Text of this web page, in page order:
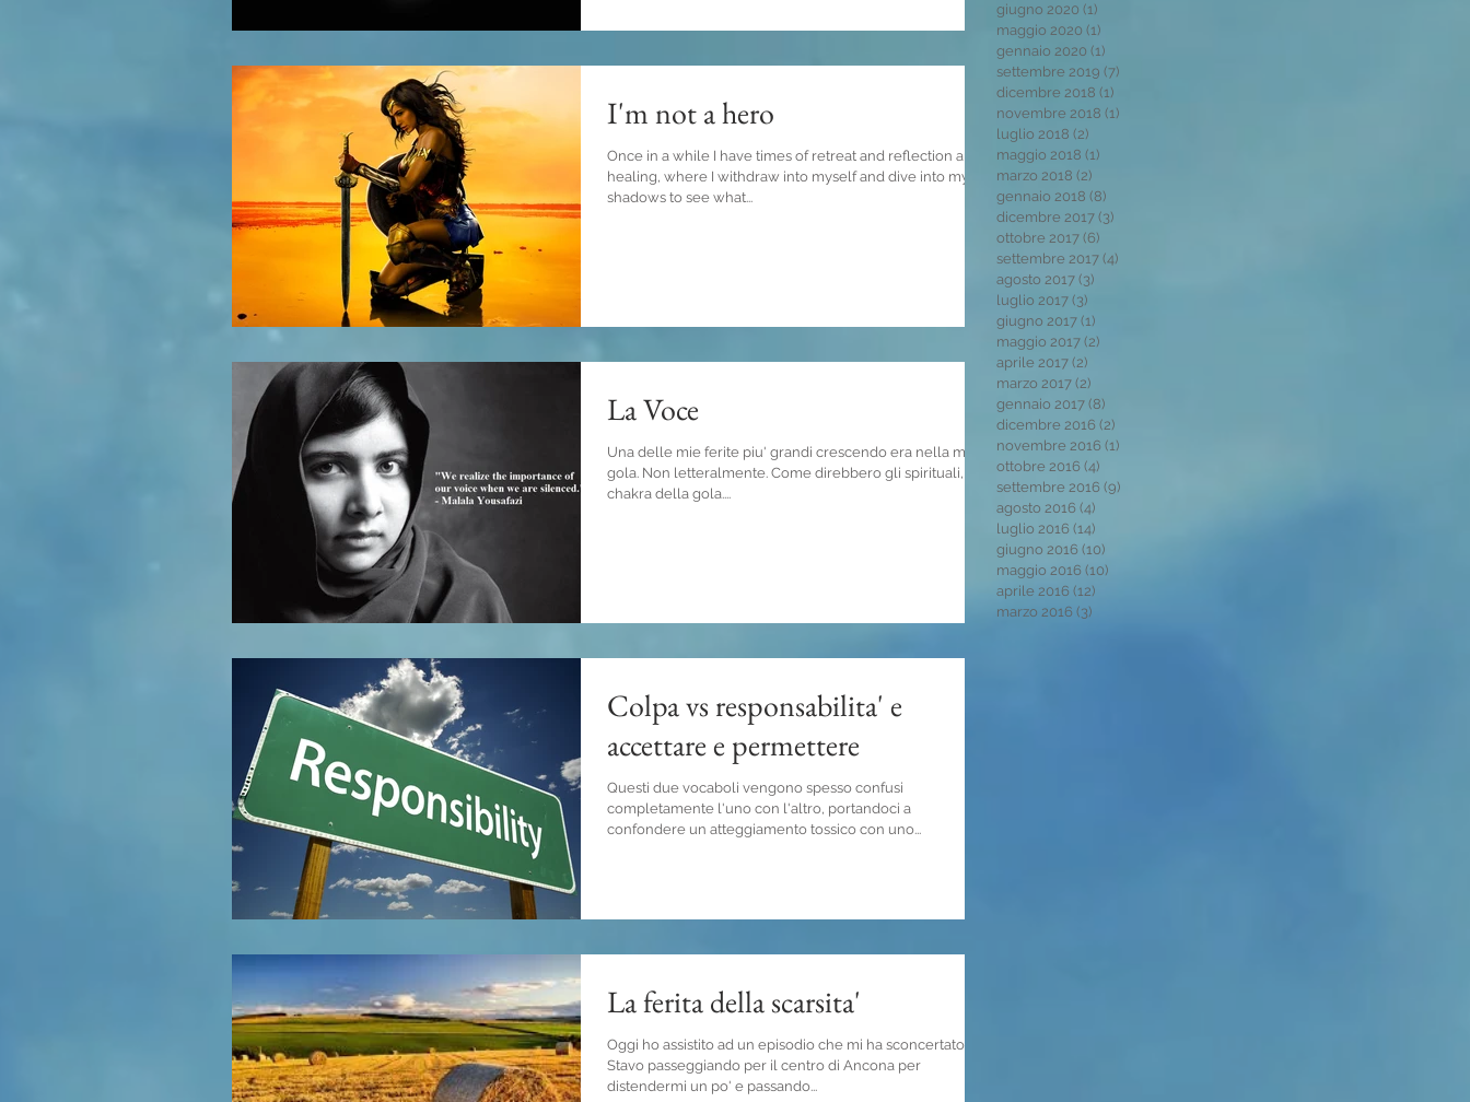
I'm not a hero
Once in a while I have times of retreat and reflection and
healing, where I withdraw into myself and dive into my
shadows to see what...
La Voce
Una delle mie ferite piu' grandi crescendo era nella mia
gola. Non letteralmente. Come direbbero gli spirituali, nel
chakra della gola....
Colpa vs responsabilita' e
accettare e permettere
Questi due vocaboli vengono spesso confusi
completamente l'uno con l'altro, portandoci a
confondere un atteggiamento tossico con uno...
La ferita della scarsita'
Oggi ho assistito ad un episodio che mi ha sconcertato.
Stavo passeggiando per il centro di Ancona per
distendermi un po' e passando...
giugno 2020 (1)
maggio 2020 (1)
gennaio 2020 (1)
settembre 2019 (7)
dicembre 2018 (1)
novembre 2018 (1)
luglio 2018 (2)
maggio 2018 (1)
marzo 2018 (2)
gennaio 2018 (8)
dicembre 2017 (3)
ottobre 2017 (6)
settembre 2017 (4)
agosto 2017 (3)
luglio 2017 (3)
giugno 2017 (1)
maggio 2017 (2)
aprile 2017 (2)
marzo 2017 (2)
gennaio 2017 (8)
dicembre 2016 (2)
novembre 2016 (1)
ottobre 2016 (4)
settembre 2016 (9)
agosto 2016 (4)
luglio 2016 (14)
giugno 2016 (10)
maggio 2016 (10)
aprile 2016 (12)
marzo 2016 (3)